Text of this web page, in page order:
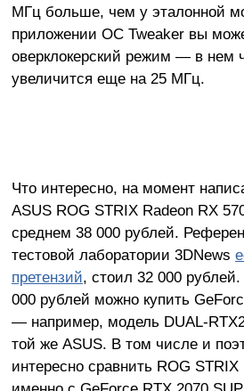
МГц больше, чем у эталонной
приложении OC Tweaker вы
оверклокерский режим — в нем
увеличится еще на 25 МГц.
Что интересно, на момент
ASUS ROG STRIX Radeon RX
среднем 38 000 рублей.
тестовой лаборатории 3DNews
претензий, стоил 32 000
000 рублей можно купить
— например, модель DUAL-
той же ASUS. В том числе и
интересно сравнить ROG